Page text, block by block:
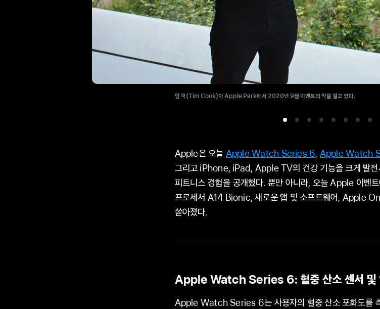
팀 쿡(Tim Cook)이 Apple Park에서 2020년 9월 이벤트의 막을 열고 있다.
Apple은 오늘 Apple Watch Series 6, Apple Watch
그리고 iPhone, iPad, Apple TV의 건강 기능을 크게 발
피트니스 경험을 공개했다. 뿐만 아니라, 오늘 Apple 이벤
프로세서 A14 Bionic, 새로운 앱 및 소프트웨어, Apple
쏟아졌다.
Apple Watch Series 6: 혈중 산소 센서 및
Apple Watch Series 6는 사용자의 혈중 산소 포화도를